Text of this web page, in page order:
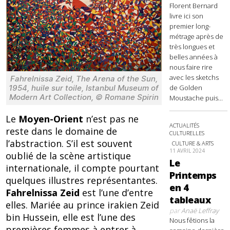
Fahrelnissa Zeid, The Arena of the Sun,
1954, huile sur toile, Istanbul Museum of
Modern Art Collection, © Romane Spirin
Le Moyen-Orient n’est pas ne
reste dans le domaine de
l’abstraction. S’il est souvent
oublié de la scène artistique
internationale, il compte pourtant
quelques illustres représentantes.
Fahrelnissa Zeid est l’une d’entre
elles. Mariée au prince irakien Zeid
bin Hussein, elle est l’une des
Florent Bernard
livre ici son
premier long-
métrage après de
très longues et
belles années à
nous faire rire
avec les sketchs
de Golden
Moustache puis...
ACTUALITÉS
CULTURELLES
CULTURE & ARTS
11 AVRIL 2024
Le
Printemps
en 4
tableaux
parAnaë Leffray
Nous fêtions la